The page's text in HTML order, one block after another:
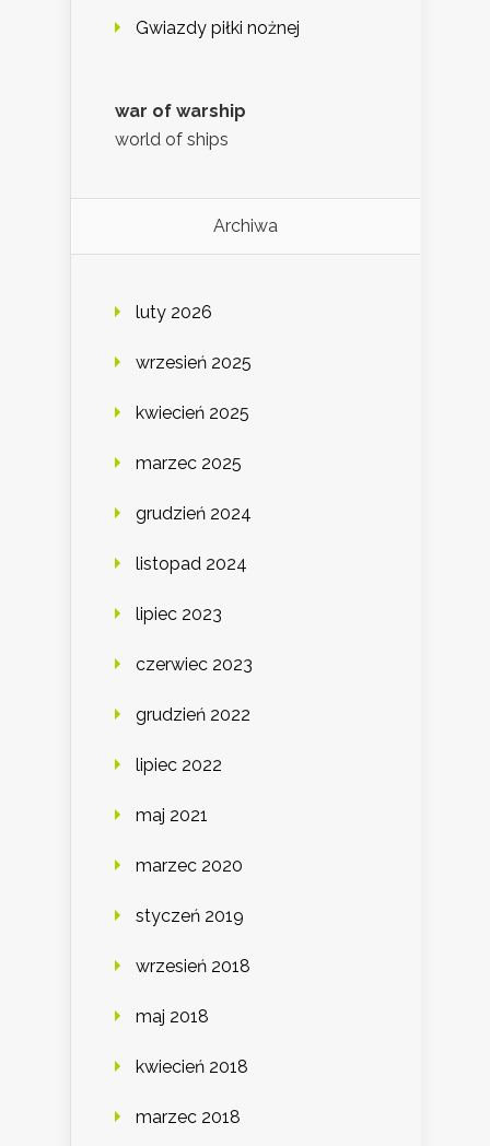
Gwiazdy piłki nożnej
war of warship
world of ships
Archiwa
luty 2026
wrzesień 2025
kwiecień 2025
marzec 2025
grudzień 2024
listopad 2024
lipiec 2023
czerwiec 2023
grudzień 2022
lipiec 2022
maj 2021
marzec 2020
styczeń 2019
wrzesień 2018
maj 2018
kwiecień 2018
marzec 2018